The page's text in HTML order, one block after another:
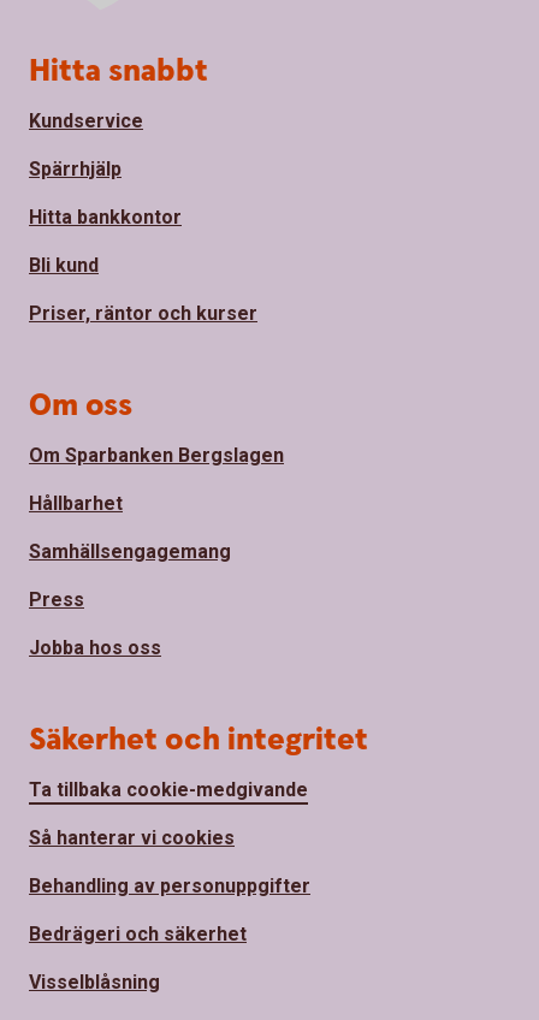
Sidfot
Hitta snabbt
Kundservice
Spärrhjälp
Hitta bankkontor
Bli kund
Priser, räntor och kurser
Om oss
Om Sparbanken Bergslagen
Hållbarhet
Samhällsengagemang
Press
Jobba hos oss
Säkerhet och integritet
Ta tillbaka cookie-medgivande
Så hanterar vi cookies
Behandling av personuppgifter
Bedrägeri och säkerhet
Visselblåsning